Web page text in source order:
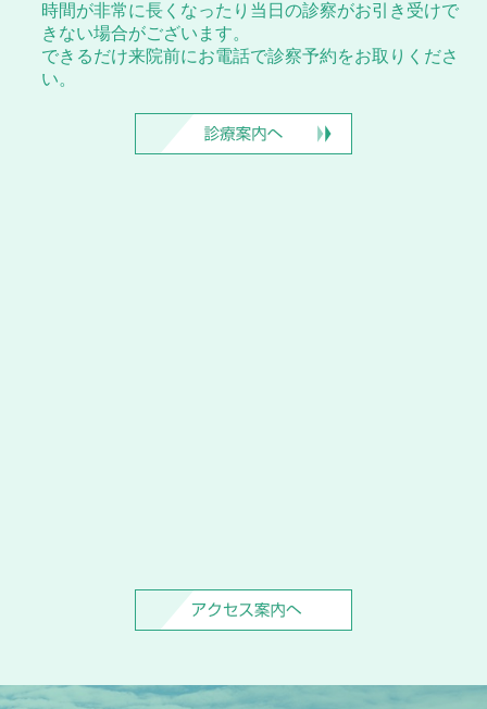
時間が非常に長くなったり当日の診察がお引き受けで
きない場合がございます。
できるだけ来院前にお電話で診察予約をお取りくださ
い。